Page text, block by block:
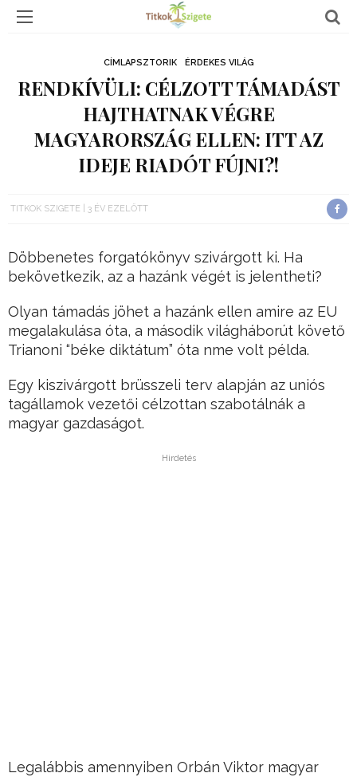
CÍMLAPSZTORIK ÉRDEKES VILÁG
RENDKÍVÜLI: CÉLZOTT TÁMADÁST
HAJTHATNAK VÉGRE
MAGYARORSZÁG ELLEN: ITT AZ
IDEJE RIADÓT FÚJNI?!
TITKOK SZIGETE 3 ÉV EZELŐTT
Döbbenetes forgatókönyv szivárgott ki. Ha
bekövetkezik, az a hazánk végét is jelentheti?
Olyan támadás jöhet a hazánk ellen amire az EU
megalakulása óta, a második világháborút követő
Trianoni “béke diktátum” óta nme volt példa.
Egy kiszivárgott brüsszeli terv alapján az uniós
tagállamok vezetői célzottan szabotálnák a
magyar gazdaságot.
Hirdetés
Legalábbis amennyiben Orbán Viktor magyar